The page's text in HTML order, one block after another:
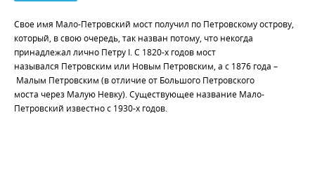
Свое имя Мало-Петровский мост получил по Петровскому острову,
который, в свою очередь, так назван потому, что некогда
принадлежал лично Петру I. С 1820-х годов мост
назывался Петровским или Новым Петровским, а с 1876 года –
Малым Петровским (в отличие от Большого Петровского
моста через Малую Невку). Существующее название Мало-
Петровский известно с 1930-х годов.